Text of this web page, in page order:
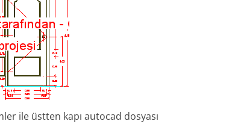
ile üstten kapı autocad dosyası